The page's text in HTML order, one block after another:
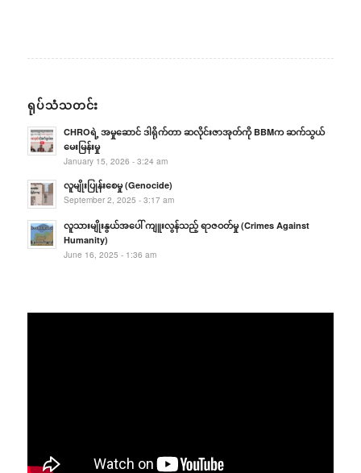
ရုပ်သံသတင်း
CHROရဲ့ အမှုဆောင် ဒါရိုက်တာ ဆလိုင်းဇာအုတ်ကို BBMက ဆက်သွယ်
မေးမြန်းမှု
January 15, 2026 - 3:24 am
လူမျိုးပြုန်းစေမှု (Genocide)
September 2, 2025 - 3:17 am
လူသားမျိုးနွယ်အပေါ် ကျူးလွန်သည့် ရာဇဝတ်မှု (Crimes Against
Humanity)
June 16, 2025 - 1:36 am